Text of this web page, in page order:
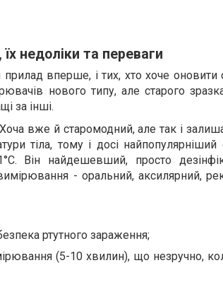
недоліки та переваги
вперше, і тих, хто хоче оновити
нового типу, але старого
за інші.
вже й старомодний, але так і
тіла, тому і досі найпопулярніший
Він найдешевший, просто
- оральний, аксилярний,
ртутного зараження;
(5-10 хвилин), що незручно,